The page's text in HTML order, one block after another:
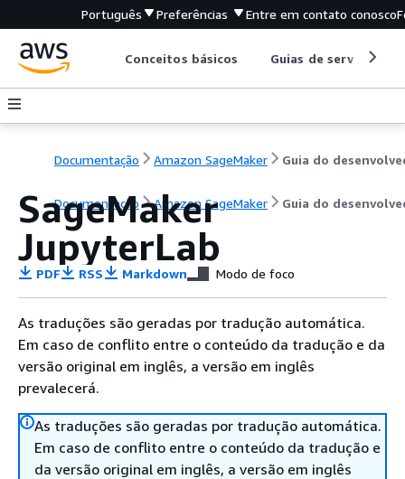
Português Preferências Entre em contato conosco
Conceitos básicos Guias de serviço
Documentação Amazon SageMaker
Documentação Amazon SageMaker Guia do
SageMaker
JupyterLab
PDF RSS Markdown Modo de foco
As traduções são geradas por tradução automática.
Em caso de conflito entre o conteúdo da tradução e da
versão original em inglês, a versão em inglês
prevalecerá.
As traduções são geradas por tradução automática.
Em caso de conflito entre o conteúdo da tradução e
da versão original em inglês, a versão em inglês